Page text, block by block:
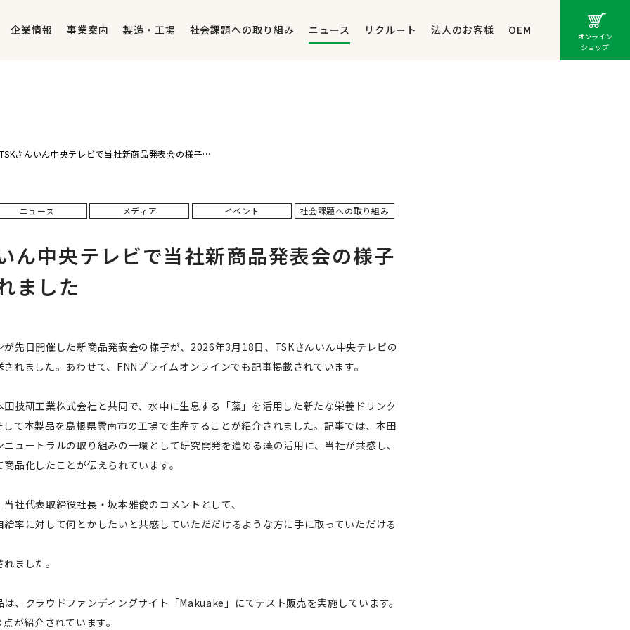
企業情報 事業案内 製造・工場 社会課題への取り組み ニュース リクルート 法人のお客様 OEM
オンライン
ショップ
TSKさんいん中央テレビで当社新商品発表会の様子が報道されました
ニュース メディア イベント 社会課題への取り組み
ん中央テレビで当社新商品発表会の様子
ました
が先日開催した新商品発表会の様子が、2026年3月18日、TSKさんいん中央テレビの
れました。あわせて、FNNプライムオンラインでも記事掲載されています。
技研工業株式会社と共同で、水中に生息する「藻」を活用した新たな栄養ドリンク
て本製品を島根県雲南市の工場で生産することが紹介されました。記事では、本田
ュートラルの取り組みの一環として研究開発を進める藻の活用に、当社が共感し、
品化したことが伝えられています。
社代表取締役社長・坂本雅俊のコメントとして、
率に対して何とかしたいと共感していただだけるような方に手に取っていただける
ました。
、クラウドファンディングサイト「Makuake」にてテスト販売を実施しています。
が紹介されています。